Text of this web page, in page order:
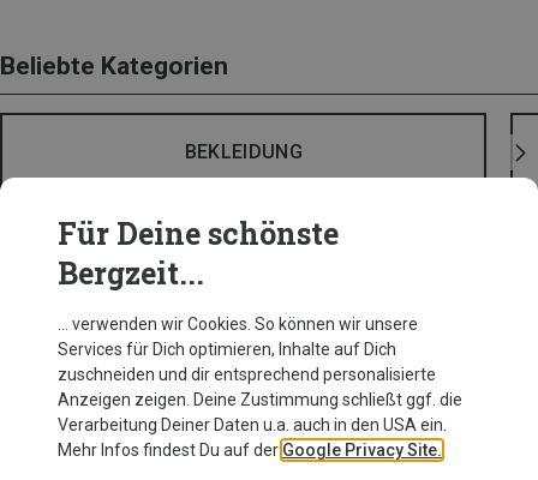
Beliebte Kategorien
BEKLEIDUNG
Für Deine schönste
Bergzeit...
… verwenden wir Cookies. So können wir unsere
Services für Dich optimieren, Inhalte auf Dich
zuschneiden und dir entsprechend personalisierte
Anzeigen zeigen. Deine Zustimmung schließt ggf. die
Verarbeitung Deiner Daten u.a. auch in den USA ein.
Mehr Infos findest Du auf der Google Privacy Site.